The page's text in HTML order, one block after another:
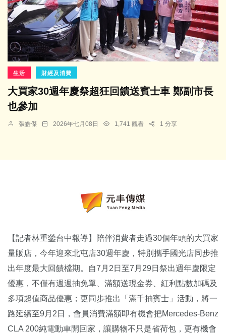
生活 財經及消費
大買家30週年慶祭超狂回饋送賓士車 鄭副市長
也參加
張皓傑 2026年七月08日 1,741 觀看 1 分享
【記者林重鎣台中報導】陪伴消費者走過30個年頭的大買家
量販店，今年迎來北屯店30週年慶，特別攜手國光店同步推
出年度最大回饋檔期。自7月2日至7月29日祭出週年慶限定
優惠，不僅有週週抽免單、滿額送現金券、紅利點數加碼及
多項超值商品優惠；更同步推出「滿千抽賓士」活動，將一
路延續至9月2日，會員消費滿額即有機會把Mercedes-Benz
CLA 200純電動車開回家，讓購物不只是省荷包，更有機會